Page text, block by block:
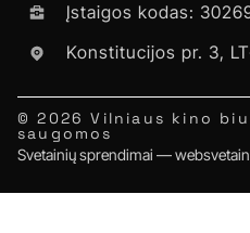
Įstaigos kodas:
Konstitucijos pr. 3,
© 2026 Vilniaus kino
saugomos
Svetainių sprendimai —